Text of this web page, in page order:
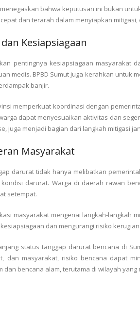
bahwa keputusan ini bukan
dan terarah dalam menyiapkan
Kesiapsiagaan
pentingnya kesiapsiagaan masyarakat
medis. BPBD Sumut juga kerahkan
banjir.
memperkuat koordinasi dengan
dapat menyesuaikan aktivitas dan
juga menjadi bagian dari langkah mitigasi
Masyarakat
darurat tidak hanya melibatkan
darurat. Warga di daerah rawan
setempat.
masyarakat mengenai langkah-langkah
dan mengurangi risiko
status tanggap darurat bencana di
dan masyarakat, risiko bencana dapat
dan bencana alam, terutama di wilayah yang